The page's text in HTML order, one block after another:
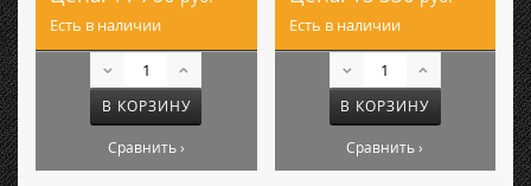
Есть в наличии
В КОРЗИНУ
Сравнить ›
Есть в наличии
В КОРЗИНУ
Сравнить ›